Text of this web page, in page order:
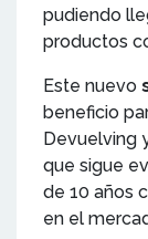
pudiendo
productos
Este nuevo
beneficio
Devuelving
que sigue
de 10 años
en el